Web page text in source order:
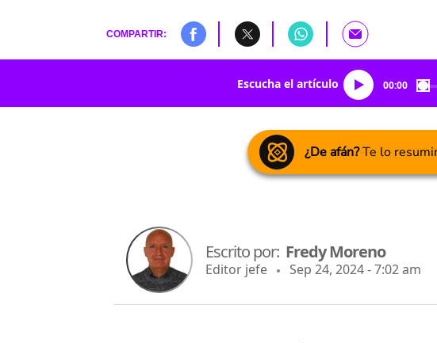
COMPARTIR:
Escucha el artículo 00:00
¿De afán?Te lo
Escrito por: Fredy Moreno
Editor jefe Sep 24, 2024 - 7:02 am